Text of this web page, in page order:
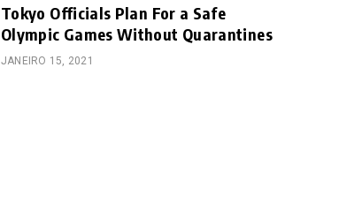
Tokyo Officials Plan For a Safe
Olympic Games Without Quarantines
JANEIRO 15, 2021